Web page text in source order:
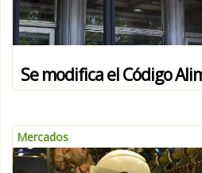
Se modifica el Código
Mercados